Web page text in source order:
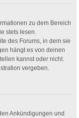
zu dem Bereich
stets lesen.
des Forums, in dem sie
hängt es von deinen
kannst oder nicht.
vergeben.
Ankündigungen und